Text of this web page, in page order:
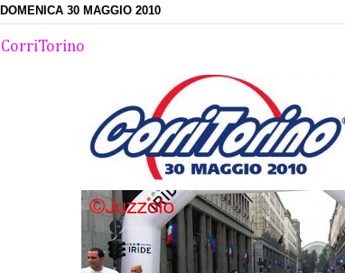
DOMENICA 30 MAGGIO 2010
CorriTorino